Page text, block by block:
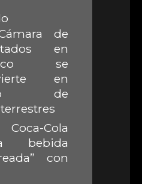
de
en
se
en
de
Cola
bebida
con